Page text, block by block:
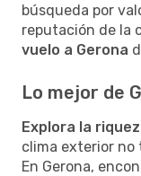
búsqueda por
reputación de la
vuelo a Gerona
Lo mejor de
Explora la
clima exterior no
En Gerona,